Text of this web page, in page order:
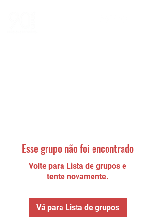
Esse grupo não foi encontrado
Volte para Lista de grupos e
tente novamente.
Vá para Lista de grupos